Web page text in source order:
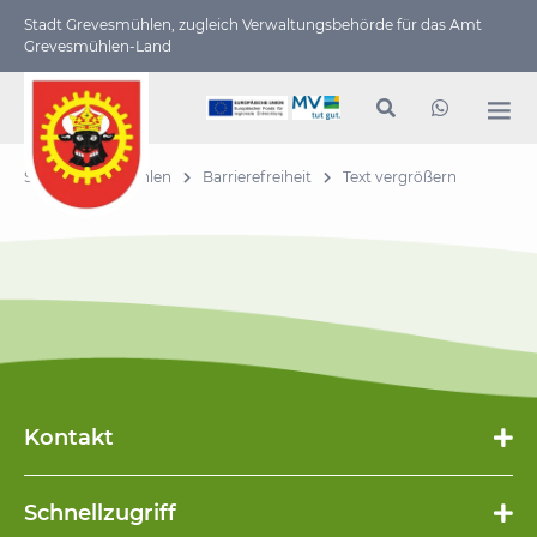
Stadt Grevesmühlen, zugleich Verwaltungs­behörde für das Amt
Grevesmühlen-Land
Stadt Grevesmühlen Barrierefreiheit Text vergrößern
Kontakt
Schnellzugriff